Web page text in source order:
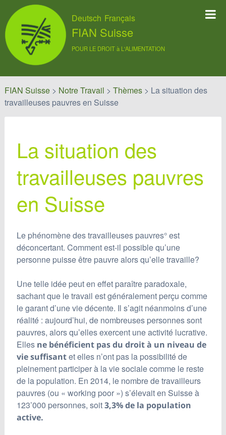
Deutsch Français
FIAN Suisse
POUR LE DROIT à L'ALIMENTATION
FIAN Suisse> Notre Travail > Thèmes> La situation des
travailleuses pauvres en Suisse
La situation des
travailleuses pauvres
en Suisse
Le phénomène des travailleuses pauvres° est
déconcertant. Comment est-il possible qu’une
personne puisse être pauvre alors qu’elle travaille?
Une telle idée peut en effet paraître paradoxale,
sachant que le travail est généralement perçu comme
le garant d’une vie décente. Il s’agit néanmoins d’une
réalité : aujourd’hui, de nombreuses personnes sont
pauvres, alors qu’elles exercent une activité lucrative.
Elles ne bénéficient pas du droit à un niveau de
vie suffisantet elles n’ont pas la possibilité de
pleinement participer à la vie sociale comme le reste
de la population. En 2014, le nombre de travailleurs
pauvres (ou « working poor ») s’élevait en Suisse à
123’000 personnes, soit3,3% de la population
active.